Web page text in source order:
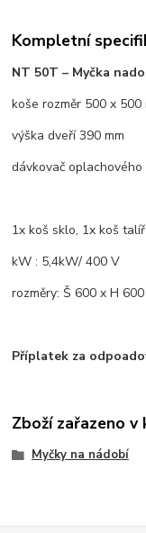
Kompletní
NT 50T – Myčka
koše rozměr 500 x 500
výška dveří 390 mm
dávkovač
1x koš sklo, 1x koš
kW : 5,4kW/ 400 V
rozměry: Š 600 x H
Příplatek za
Zboží zařazeno v
Myčky na nádobí